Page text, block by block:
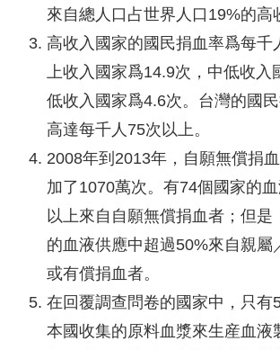
來自總人口占世界人口19%的高
高收入國家的國民捐血率爲每千
上收入國家爲14.9次，中低收入
低收入國家爲4.6次。台灣的國
高達每千人75次以上。
2008年到2013年，自願無償捐
加了1070萬次。有74個國家的
以上來自自願無償捐血者；但是
的血液供應中超過50%來自親屬
或有償捐血者。
在回覆調查問卷的國家中，只有
本國收集的原料血漿來生産血液